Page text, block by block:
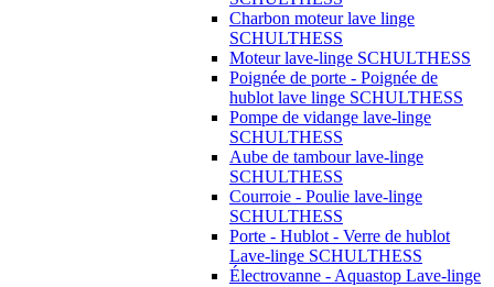
Charbon moteur lave linge
SCHULTHESS
Moteur lave-linge SCHULTHESS
Poignée de porte - Poignée de
hublot lave linge SCHULTHESS
Pompe de vidange lave-linge
SCHULTHESS
Aube de tambour lave-linge
SCHULTHESS
Courroie - Poulie lave-linge
SCHULTHESS
Porte - Hublot - Verre de hublot
Lave-linge SCHULTHESS
Électrovanne - Aquastop Lave-linge